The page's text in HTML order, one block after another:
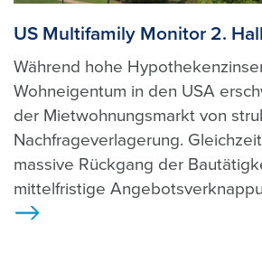
US Multifamily Monitor 2.
Während hohe
Wohneigentum in den USA
der Mietwohnungsmarkt von
Nachfrageverlagerung.
massive Rückgang der
mittelfristige